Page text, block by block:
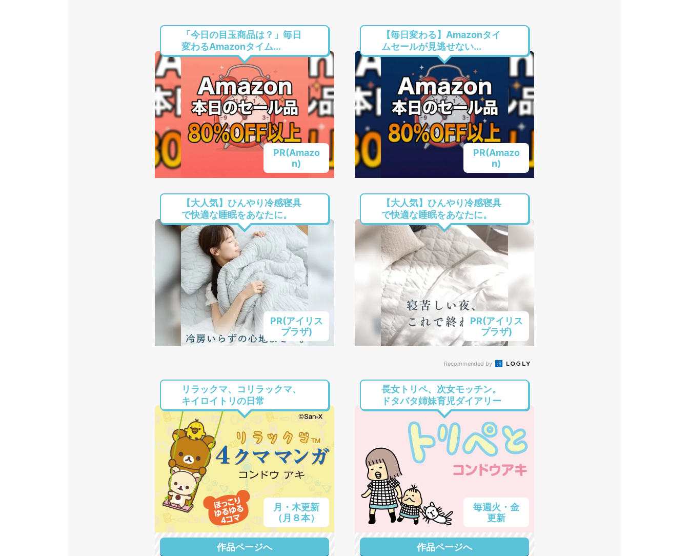
「今日の目玉商品は？」毎日
変わるAmazonタイム...
PR(Amazo
n)
【毎日変わる】Amazonタイ
ムセールが見逃せない...
PR(Amazo
n)
【大人気】ひんやり冷感寝具
で快適な睡眠をあなたに。
PR(アイリス
プラザ)
【大人気】ひんやり冷感寝具
で快適な睡眠をあなたに。
PR(アイリス
プラザ)
Recommended by
リラックマ、コリラックマ、
キイロイトリの日常
月・木更新
（月８本）
作品ページへ
長女トリペ、次女モッチン。
ドタバタ姉妹育児ダイアリー
毎週火・金
更新
作品ページへ